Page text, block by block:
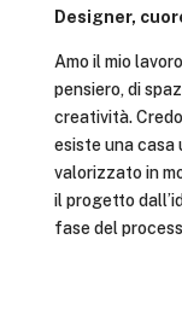
Designer,
Amo il mio
pensiero, di
creatività.
esiste una casa
valorizzato in
il progetto
fase del